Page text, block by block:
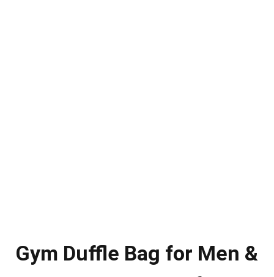
Gym Duffle Bag for Men &